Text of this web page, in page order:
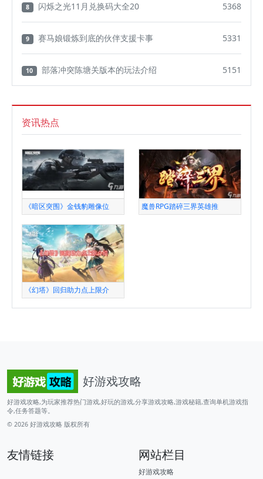
8 闪烁之光11月兑换码大全20 5368
9 赛马娘锻炼到底的伙伴支援卡事 5331
10 部落冲突陈塘关版本的玩法介绍 5151
资讯热点
《暗区突围》金钱豹雕像位 魔兽RPG踏碎三界英雄推
《幻塔》回归助力点上限介
好游戏攻略
好游戏攻略,为玩家推荐热门游戏,好玩的游戏,分享游戏攻略,游戏秘籍,查询单机游戏指
令,任务答题等。
© 2026 好游戏攻略 版权所有
友情链接 网站栏目
好游戏攻略